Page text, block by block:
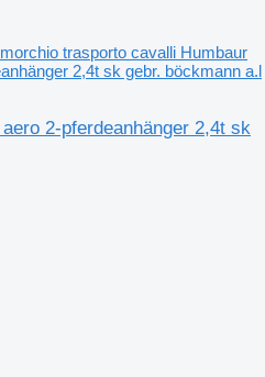
trasporto cavalli Humbaur
2,4t sk gebr. böckmann a.l
2-pferdeanhänger 2,4t sk